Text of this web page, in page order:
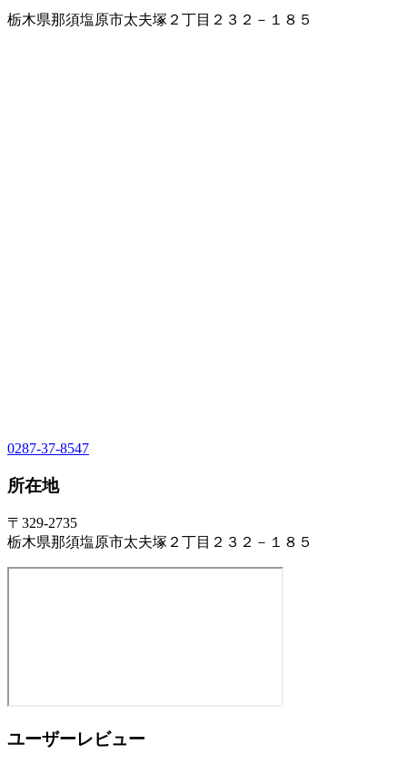
栃木県那須塩原市太夫塚２丁目２３２－１８５
0287-37-8547
所在地
〒329-2735
栃木県那須塩原市太夫塚２丁目２３２－１８５
ユーザーレビュー